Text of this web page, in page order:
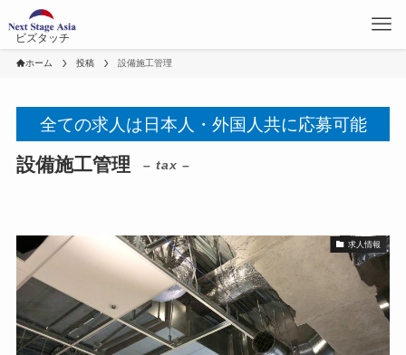
ビズタッチ
ホーム 投稿 設備施工管理
全ての求人は日本人・外国人共に応募可能
設備施工管理 – tax –
求人情報